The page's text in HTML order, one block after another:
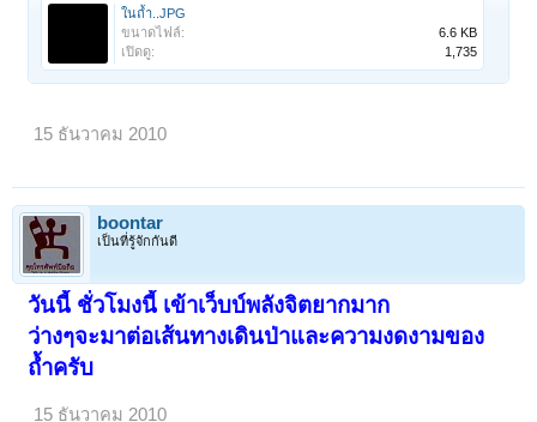
ในถ้ำ..JPG
ขนาดไฟล์:
6.6 KB
เปิดดู:
1,735
15 ธันวาคม 2010
boontar
เป็นที่รู้จักกันดี
วันนี้ ชั่วโมงนี้ เข้าเว็บบ์พลังจิตยากมาก
ว่างๆจะมาต่อเส้นทางเดินป่าและความงดงามของ
ถ้ำครับ
15 ธันวาคม 2010